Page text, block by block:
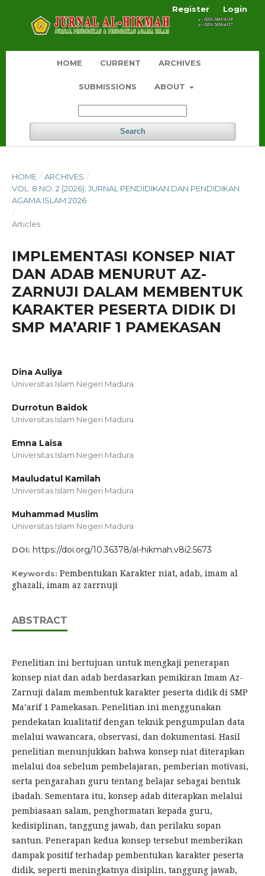
HOME CURRENT ARCHIVES
SUBMISSIONS ABOUT
Search
Register Login
HOME / ARCHIVES /
VOL. 8 NO. 2 (2026): JURNAL PENDIDIKAN DAN PENDIDIKAN
AGAMA ISLAM 2026
/
Articles
IMPLEMENTASI KONSEP NIAT
DAN ADAB MENURUT AZ-
ZARNUJI DALAM MEMBENTUK
KARAKTER PESERTA DIDIK DI
SMP MA’ARIF 1 PAMEKASAN
Dina Auliya
Universitas Islam Negeri Madura
Durrotun Baidok
Universitas Islam Negeri Madura
Emna Laisa
Universitas Islam Negeri Madura
Mauludatul Kamilah
Universitas Islam Negeri Madura
Muhammad Muslim
Universitas Islam Negeri Madura
DOI: https://doi.org/10.36378/al-hikmah.v8i2.5673
Keywords: Pembentukan Karakter niat, adab, imam al
ghazali, imam az zarrnuji
ABSTRACT
Penelitian ini bertujuan untuk mengkaji penerapan
konsep niat dan adab berdasarkan pemikiran Imam Az-
Zarnuji dalam membentuk karakter peserta didik di SMP
Ma’arif 1 Pamekasan. Penelitian ini menggunakan
pendekatan kualitatif dengan teknik pengumpulan data
melalui wawancara, observasi, dan dokumentasi. Hasil
penelitian menunjukkan bahwa konsep niat diterapkan
melalui doa sebelum pembelajaran, pemberian motivasi,
serta pengarahan guru tentang belajar sebagai bentuk
ibadah. Sementara itu, konsep adab diterapkan melalui
pembiasaan salam, penghormatan kepada guru,
kedisiplinan, tanggung jawab, dan perilaku sopan
santun. Penerapan kedua konsep tersebut memberikan
dampak positif terhadap pembentukan karakter peserta
didik, seperti meningkatnya disiplin, tanggung jawab,